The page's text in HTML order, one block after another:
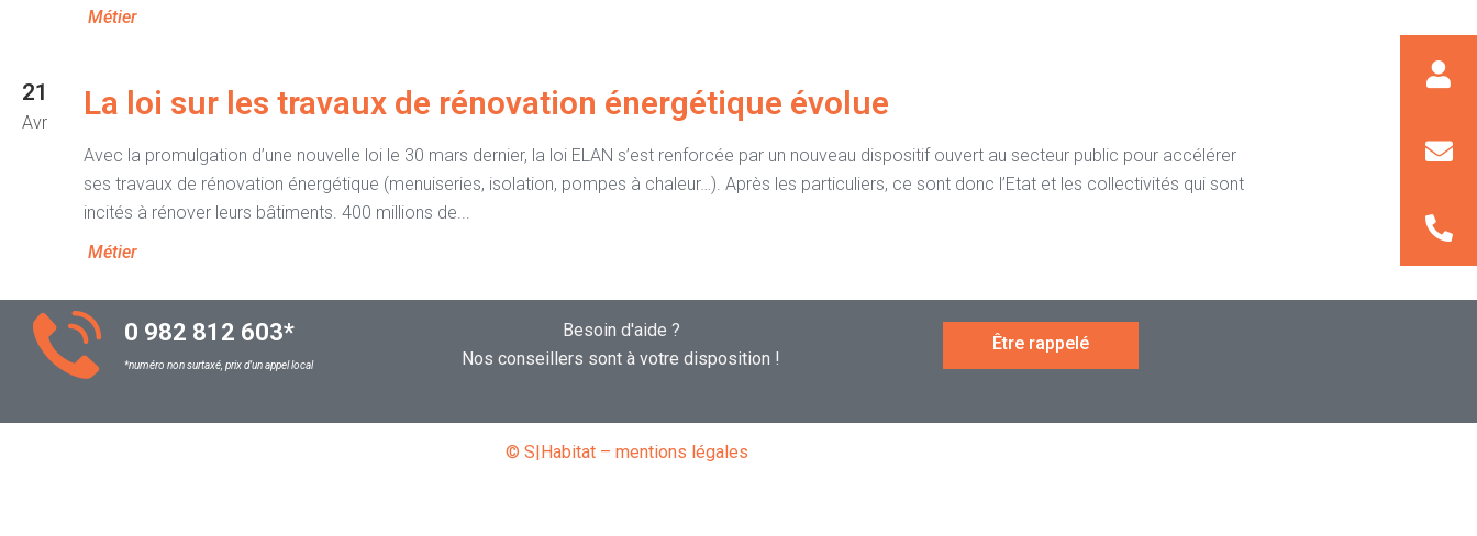
Métier
21
Avr
La loi sur les travaux de rénovation énergétique évolue
Avec la promulgation d’une nouvelle loi le 30 mars dernier, la loi ELAN s’est renforcée par un nouveau dispositif ouvert au secteur public pour accélérer
ses travaux de rénovation énergétique (menuiseries, isolation, pompes à chaleur…). Après les particuliers, ce sont donc l’Etat et les collectivités qui sont
incités à rénover leurs bâtiments. 400 millions de...
Métier
0 982 812 603*
*numéro non surtaxé, prix d’un appel local
Besoin d'aide ?
Nos conseillers sont à votre disposition !
Être rappelé
© S|Habitat – mentions légales